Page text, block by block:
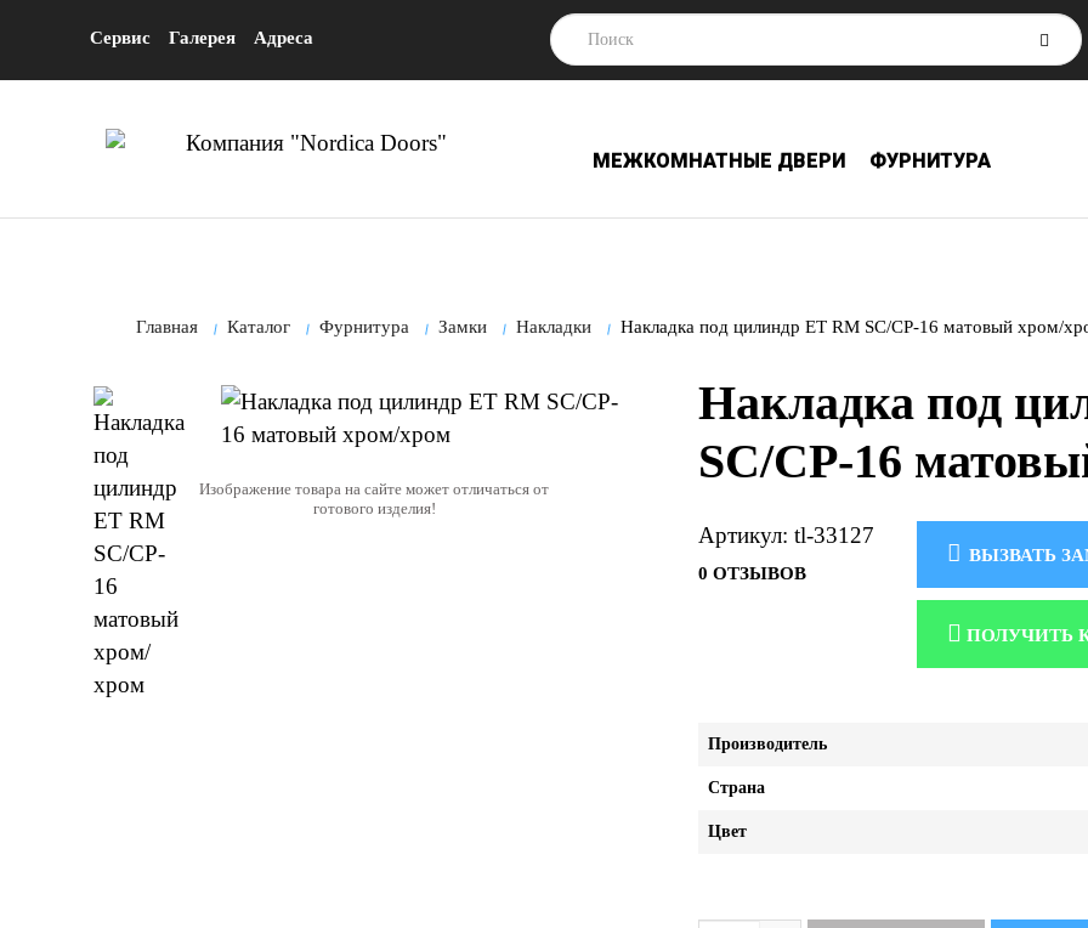
Сервис Галерея Адреса
МЕЖКОМНАТНЫЕ ДВЕРИ ФУРНИТУРА
Главная Каталог Фурнитура Замки Накладки Накладка под цилиндр ET RM SC/CP-16 матовый хром/
Изображение товара на сайте может отличаться от
готового изделия!
Накладка под
SC/CP-16
Артикул: tl-33127
0 ОТЗЫВОВ
ВЫЗВАТЬ
ПОЛУЧИТЬ
Производитель
Страна
Цвет